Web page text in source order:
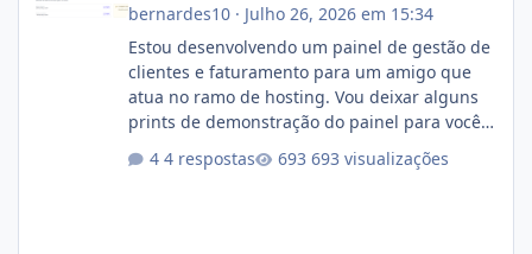
bernardes10· Julho 26, 2026 em 15:34
Estou desenvolvendo um painel de gestão de
clientes e faturamento para um amigo que
atua no ramo de hosting. Vou deixar alguns
prints de demonstração do painel para vocês
darem a opinião de vocês. O sistema já está
com cerca de 80% concluído e conta com
4 respostas 693 visualizações